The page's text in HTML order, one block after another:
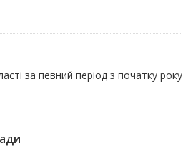
за певний період з початку року